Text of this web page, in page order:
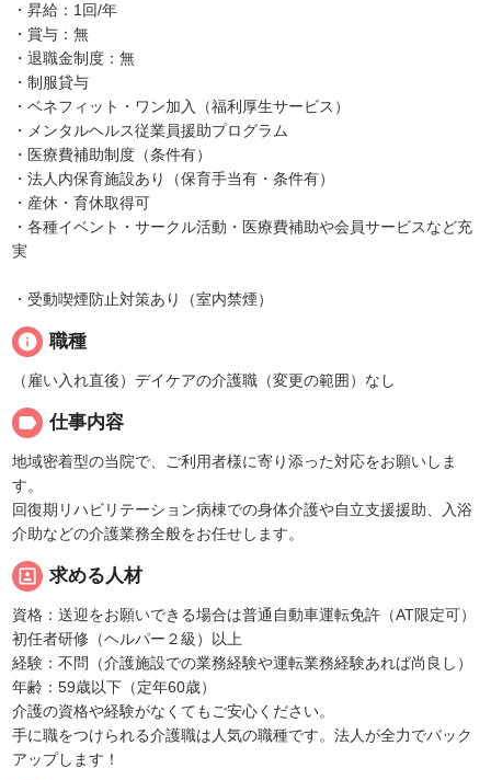
・昇給：1回/年
・賞与：無
・退職金制度：無
・制服貸与
・ベネフィット・ワン加入（福利厚生サービス）
・メンタルヘルス従業員援助プログラム
・医療費補助制度（条件有）
・法人内保育施設あり（保育手当有・条件有）
・産休・育休取得可
・各種イベント・サークル活動・医療費補助や会員サービスなど充
実
・受動喫煙防止対策あり（室内禁煙）
info 職種
（雇い入れ直後）デイケアの介護職（変更の範囲）なし
label 仕事内容
地域密着型の当院で、ご利用者様に寄り添った対応をお願いしま
す。
回復期リハビリテーション病棟での身体介護や自立支援援助、入浴
介助などの介護業務全般をお任せします。
portrait 求める人材
資格：送迎をお願いできる場合は普通自動車運転免許（AT限定可）
初任者研修（ヘルパー２級）以上
経験：不問（介護施設での業務経験や運転業務経験あれば尚良し）
年齢：59歳以下（定年60歳）
介護の資格や経験がなくてもご安心ください。
手に職をつけられる介護職は人気の職種です。法人が全力でバック
アップします！